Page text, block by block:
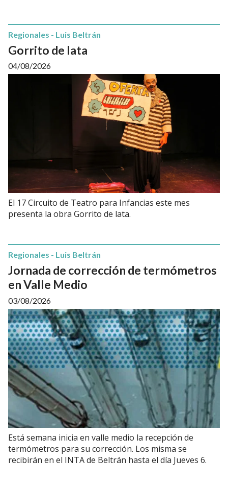
Gorrito de lata
Regionales - Luis Beltrán
04/08/2026
El 17 Circuito de Teatro para Infancias este mes
presenta la obra Gorrito de lata.
Jornada de corrección de termómetros
en Valle Medio
Regionales - Luis Beltrán
03/08/2026
Está semana inicia en valle medio la recepción de
termómetros para su corrección. Los misma se
recibirán en el INTA de Beltrán hasta el día Jueves 6.